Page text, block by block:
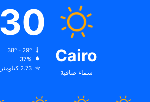
Cairo
سماء صافية
30
37%
2.73 كيلومتر/ساعة